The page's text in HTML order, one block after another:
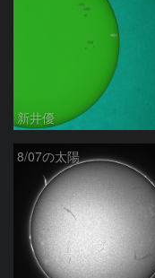
新井優
8/07の太陽